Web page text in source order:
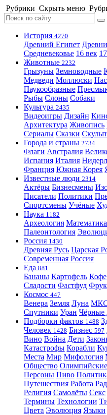
Рубрики Скрыть меню
История 4270
Древний Египет
Средневековье 16 век
Животные 2232
Грызуны Земноводные
Медведи Моллюски
Паукообразные
Рыбы Слоны Собаки
Культура 2435
Видеоигры Дизайн
Архитектура Живопись
Сериалы Сказки
Города и страны 2734
Флаги Австралия
Испания Италия
Франция Южная Корея
Известные люди 2314
Актёры Бизнесмены
Писатели Политики
Спортсмены Учёные
Наука 1182
Археология Математика
Палеонтология
Россия 1430
Древняя Русь Царская
Современная Россия
Еда 881
Бананы Картофель Кофе
Сладости Фастфуд
Космос 447
Венера Земля Луна
Спутники Уран
Подборки фактов 1488
Человек 1428 Бизнес 597
Вино Война Дети
Катастрофы Корабли
Места Мир Мифология
Общество
Персоны Пиво
Путешествия Работа
Религия Самолёты Секс
Термины Технологии
Цвета Эволюция Языки